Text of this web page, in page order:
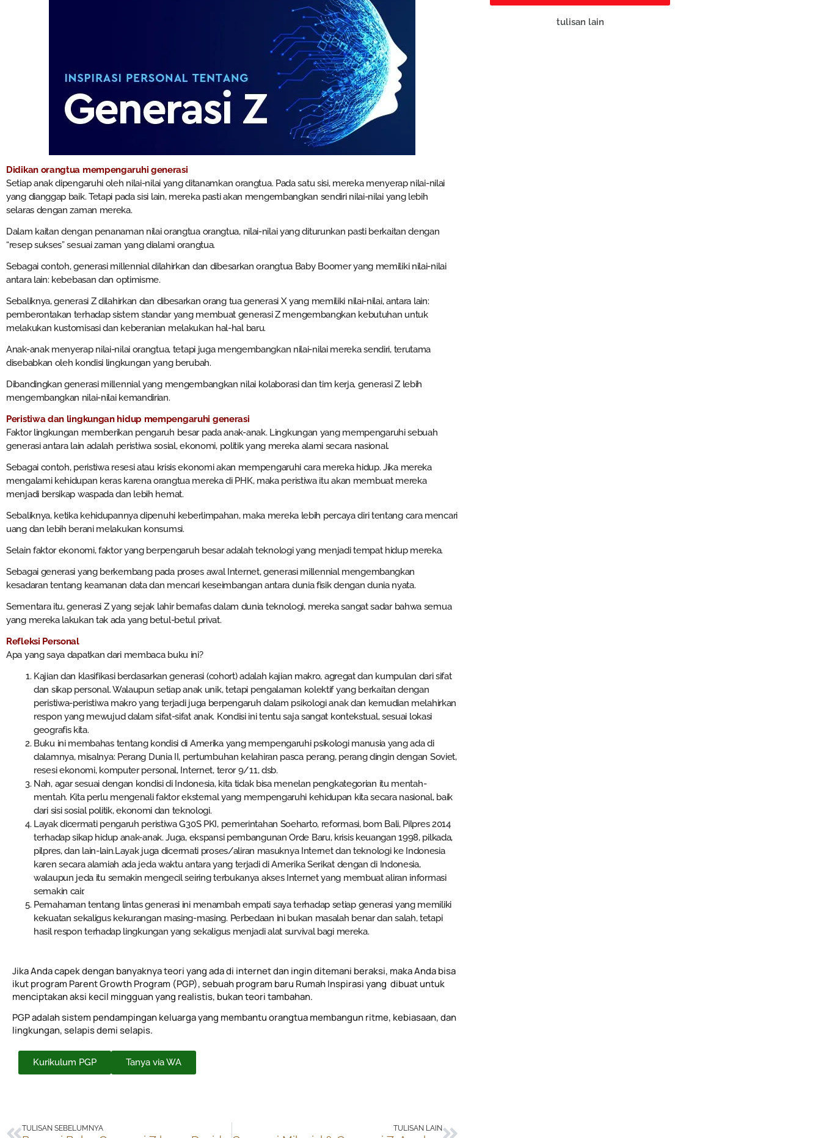
Didikan orangtua mempengaruhi generasi
Setiap anak dipengaruhi oleh nilai-nilai yang ditanamkan orangtua. Pada satu sisi, mereka menyerap nilai-nilai
yang dianggap baik. Tetapi pada sisi lain, mereka pasti akan mengembangkan sendiri nilai-nilai yang lebih
selaras dengan zaman mereka.
Dalam kaitan dengan penanaman nilai orangtua orangtua, nilai-nilai yang diturunkan pasti berkaitan dengan
“resep sukses” sesuai zaman yang dialami orangtua.
Sebagai contoh, generasi millennial dilahirkan dan dibesarkan orangtua Baby Boomer yang memiliki nilai-nilai
antara lain: kebebasan dan optimisme.
Sebaliknya, generasi Z dilahirkan dan dibesarkan orang tua generasi X yang memiliki nilai-nilai, antara lain:
pemberontakan terhadap sistem standar yang membuat generasi Z mengembangkan kebutuhan untuk
melakukan kustomisasi dan keberanian melakukan hal-hal baru.
Anak-anak menyerap nilai-nilai orangtua, tetapi juga mengembangkan nilai-nilai mereka sendiri, terutama
disebabkan oleh kondisi lingkungan yang berubah.
Dibandingkan generasi millennial yang mengembangkan nilai kolaborasi dan tim kerja, generasi Z lebih
mengembangkan nilai-nilai kemandirian.
Peristiwa dan lingkungan hidup mempengaruhi generasi
Faktor lingkungan memberikan pengaruh besar pada anak-anak. Lingkungan yang mempengaruhi sebuah
generasi antara lain adalah peristiwa sosial, ekonomi, politik yang mereka alami secara nasional.
Sebagai contoh, peristiwa resesi atau krisis ekonomi akan mempengaruhi cara mereka hidup. Jika mereka
mengalami kehidupan keras karena orangtua mereka di PHK, maka peristiwa itu akan membuat mereka
menjadi bersikap waspada dan lebih hemat.
Sebaliknya, ketika kehidupannya dipenuhi keberlimpahan, maka mereka lebih percaya diri tentang cara mencari
uang dan lebih berani melakukan konsumsi.
Selain faktor ekonomi, faktor yang berpengaruh besar adalah teknologi yang menjadi tempat hidup mereka.
Sebagai generasi yang berkembang pada proses awal Internet, generasi millennial mengembangkan
kesadaran tentang keamanan data dan mencari keseimbangan antara dunia fisik dengan dunia nyata.
Sementara itu, generasi Z yang sejak lahir bernafas dalam dunia teknologi, mereka sangat sadar bahwa semua
yang mereka lakukan tak ada yang betul-betul privat.
Refleksi Personal
Apa yang saya dapatkan dari membaca buku ini?
Kajian dan klasifikasi berdasarkan generasi (cohort) adalah kajian makro, agregat dan kumpulan dari sifat
dan sikap personal. Walaupun setiap anak unik, tetapi pengalaman kolektif yang berkaitan dengan
peristiwa-peristiwa makro yang terjadi juga berpengaruh dalam psikologi anak dan kemudian melahirkan
respon yang mewujud dalam sifat-sifat anak. Kondisi ini tentu saja sangat kontekstual, sesuai lokasi
geografis kita.
Buku ini membahas tentang kondisi di Amerika yang mempengaruhi psikologi manusia yang ada di
dalamnya, misalnya: Perang Dunia II, pertumbuhan kelahiran pasca perang, perang dingin dengan Soviet,
resesi ekonomi, komputer personal, Internet, teror 9/11, dsb.
Nah, agar sesuai dengan kondisi di Indonesia, kita tidak bisa menelan pengkategorian itu mentah-
mentah. Kita perlu mengenali faktor eksternal yang mempengaruhi kehidupan kita secara nasional, baik
dari sisi sosial politik, ekonomi dan teknologi.
Layak dicermati pengaruh peristiwa G30S PKI, pemerintahan Soeharto, reformasi, bom Bali, Pilpres 2014
terhadap sikap hidup anak-anak. Juga, ekspansi pembangunan Orde Baru, krisis keuangan 1998, pilkada,
pilpres, dan lain-lain.Layak juga dicermati proses/aliran masuknya Internet dan teknologi ke Indonesia
karen secara alamiah ada jeda waktu antara yang terjadi di Amerika Serikat dengan di Indonesia,
walaupun jeda itu semakin mengecil seiring terbukanya akses Internet yang membuat aliran informasi
semakin cair.
Pemahaman tentang lintas generasi ini menambah empati saya terhadap setiap generasi yang memiliki
kekuatan sekaligus kekurangan masing-masing. Perbedaan ini bukan masalah benar dan salah, tetapi
hasil respon terhadap lingkungan yang sekaligus menjadi alat survival bagi mereka.
Jika Anda capek dengan banyaknya teori yang ada di internet dan ingin ditemani beraksi, maka Anda bisa
ikut program Parent Growth Program (PGP), sebuah program baru Rumah Inspirasi yang dibuat untuk
menciptakan aksi kecil mingguan yang realistis, bukan teori tambahan.
PGP adalah sistem pendampingan keluarga yang membantu orangtua membangun ritme, kebiasaan, dan
lingkungan, selapis demi selapis.
Kurikulum PGP Tanya via WA
Prev
TULISAN SEBELUMNYA TULISAN LAINNext
tulisan lain